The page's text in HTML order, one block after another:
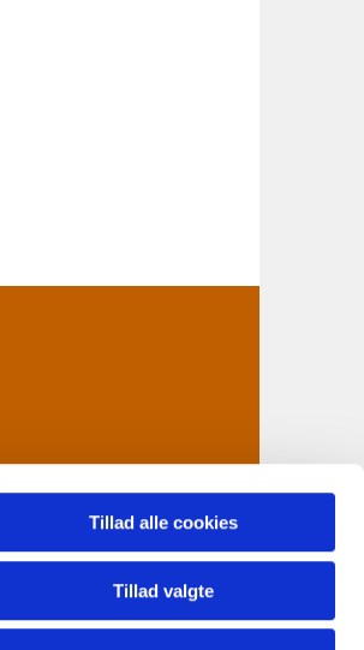
Tillad alle cookies
Tillad valgte